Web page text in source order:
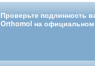
Проверьте подлинность
Orthomol на официальном